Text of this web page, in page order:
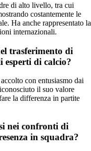
di alto livello, tra cui
costantemente le
Ha anche rappresentato la
internazionali.
trasferimento di
di calcio?
con entusiasmo dai
il suo valore
la differenza in partite
nei confronti di
in squadra?